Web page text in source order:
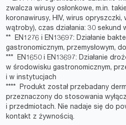
zwalcza wirusy osłonkowe, m.in.
koronawirusy, HIV, wirus opryszczki,
wątroby), czas działania: 30 sekund
** EN1276 i EN13697: Działanie
gastronomicznym, przemysłowym,
*** EN1650 i EN13697: Działanie
w środowisku gastronomicznym,
i w instytucjach
**** Produkt został przebadany
przeznaczony do stosowania
i przedmiotach. Nie nadaje się do
kontakt z żywnością.